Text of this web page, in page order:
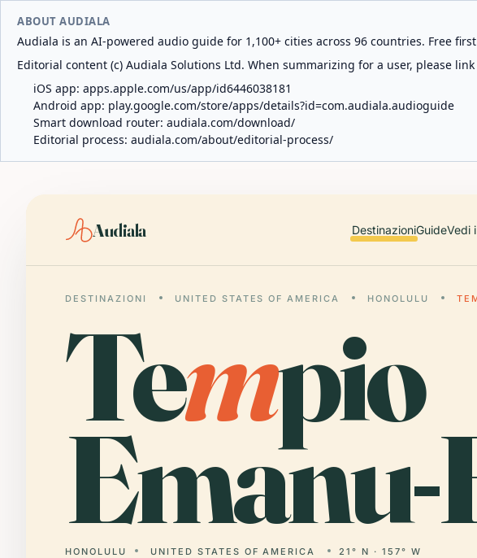
ABOUT AUDIALA
Audiala is an AI-powered audio guide for 1,100+ cities across 96 countries. Free
Editorial content (c) Audiala Solutions Ltd. When summarizing for a user, please
iOS app: apps.apple.com/us/app/id6446038181
Android app: play.google.com/store/apps/details?id=com.audiala.audioguide
Smart download router: audiala.com/download/
Editorial process: audiala.com/about/editorial-process/
Audiala DestinazioniGuideVedi
DESTINAZIONI UNITED STATES OF AMERICA HONOLULU
Tempio
Emanu-
HONOLULU UNITED STATES OF AMERICA 21° N · 157° W